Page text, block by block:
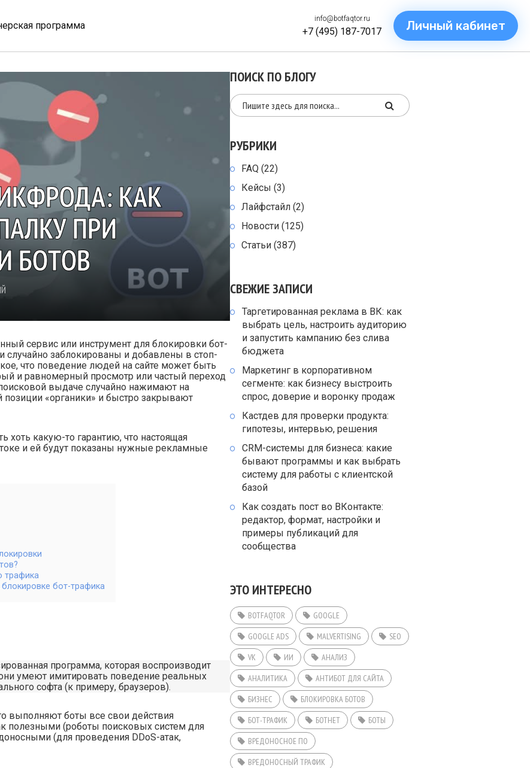
программа
info@botfaqtor.ru
+7 (495) 187-7017 Личный кабинет
КАК
ПРИ
БОТОВ
сервис или инструмент для блокировки бот-
случайно заблокированы и добавлены в стоп-
что поведение людей на сайте может быть
и равномерный просмотр или частый переход
выдаче случайно нажимают на
«органики» и быстро закрывают
хоть какую-то гарантию, что настоящая
и ей будут показаны нужные рекламные
трафика
бот-трафика
программа, которая воспроизводит
умеют имитировать поведение реальных
софта (к примеру, браузеров).
выполняют боты все свои действия
полезными (роботы поисковых систем для
(для проведения DDoS-атак,
ПОИСК ПО БЛОГУ
РУБРИКИ
FAQ (22)
Кейсы (3)
Лайфстайл (2)
Новости (125)
Статьи (387)
СВЕЖИЕ ЗАПИСИ
Таргетированная реклама в ВК: как
выбрать цель, настроить аудиторию
и запустить кампанию без слива
бюджета
Маркетинг в корпоративном
сегменте: как бизнесу выстроить
спрос, доверие и воронку продаж
Кастдев для проверки продукта:
гипотезы, интервью, решения
CRM-системы для бизнеса: какие
бывают программы и как выбрать
систему для работы с клиентской
базой
Как создать пост во ВКонтакте:
редактор, формат, настройки и
примеры публикаций для
сообщества
ЭТО ИНТЕРЕСНО
BOTFAQTOR
GOOGLE
GOOGLE ADS
MALVERTISING
SEO
VK
ИИ
АНАЛИЗ
АНАЛИТИКА
АНТИБОТ ДЛЯ САЙТА
БИЗНЕС
БЛОКИРОВКА БОТОВ
БОТ-ТРАФИК
БОТНЕТ
БОТЫ
ВРЕДОНОСНОЕ ПО
ВРЕДОНОСНЫЙ ТРАФИК